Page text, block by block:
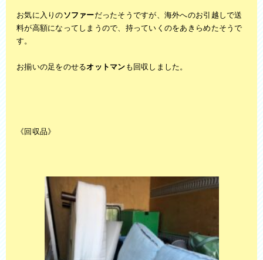
お気に入りのソファーだったそうですが、海外へのお引越しで送
料が高額になってしまうので、持っていくのをあきらめたそうで
す。
お揃いの足をのせるオットマンも回収しました。
《回収品》